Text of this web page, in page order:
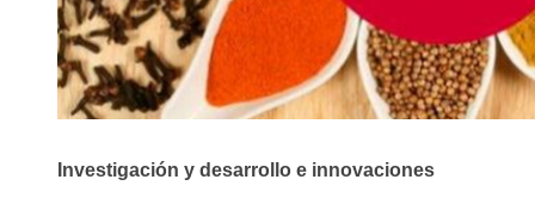
Investigación y desarrollo e innovaciones